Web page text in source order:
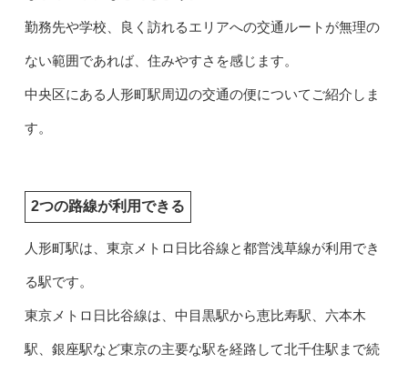
勤務先や学校、良く訪れるエリアへの交通ルートが無理の
ない範囲であれば、住みやすさを感じます。
中央区にある人形町駅周辺の交通の便についてご紹介しま
す。
2つの路線が利用できる
人形町駅は、東京メトロ日比谷線と都営浅草線が利用でき
る駅です。
東京メトロ日比谷線は、中目黒駅から恵比寿駅、六本木
駅、銀座駅など東京の主要な駅を経路して北千住駅まで続